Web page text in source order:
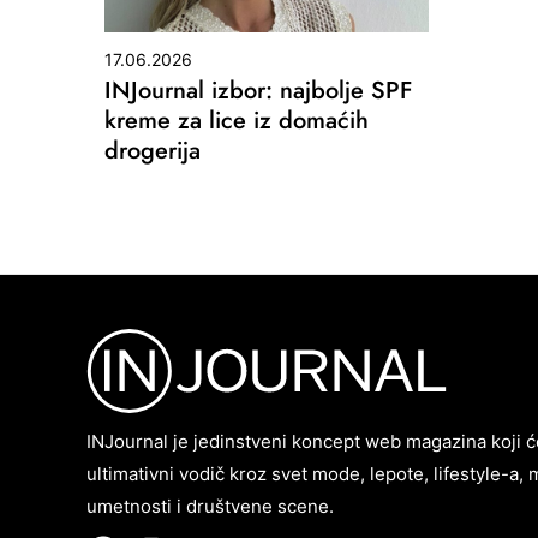
17.06.2026
INJournal izbor: najbolje SPF
kreme za lice iz domaćih
drogerija
INJournal je jedinstveni koncept web magazina koji
ultimativni vodič kroz svet mode, lepote, lifestyle-a,
umetnosti i društvene scene.